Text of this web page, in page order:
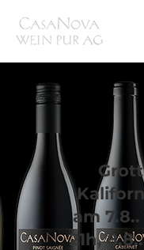
am 7.8..
21h,